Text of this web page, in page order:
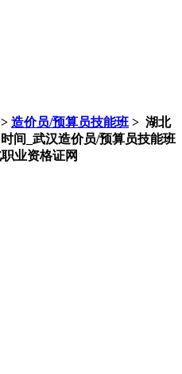
> 造价员/预算员技能班 > 湖北
间_武汉造价员/预算员技能班
业资格证网